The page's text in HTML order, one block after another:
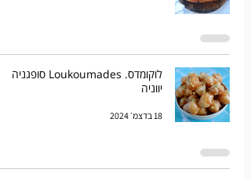
לוקומדס. Loukoumades סופגניה
יווניה
18 בדצמ׳ 2024